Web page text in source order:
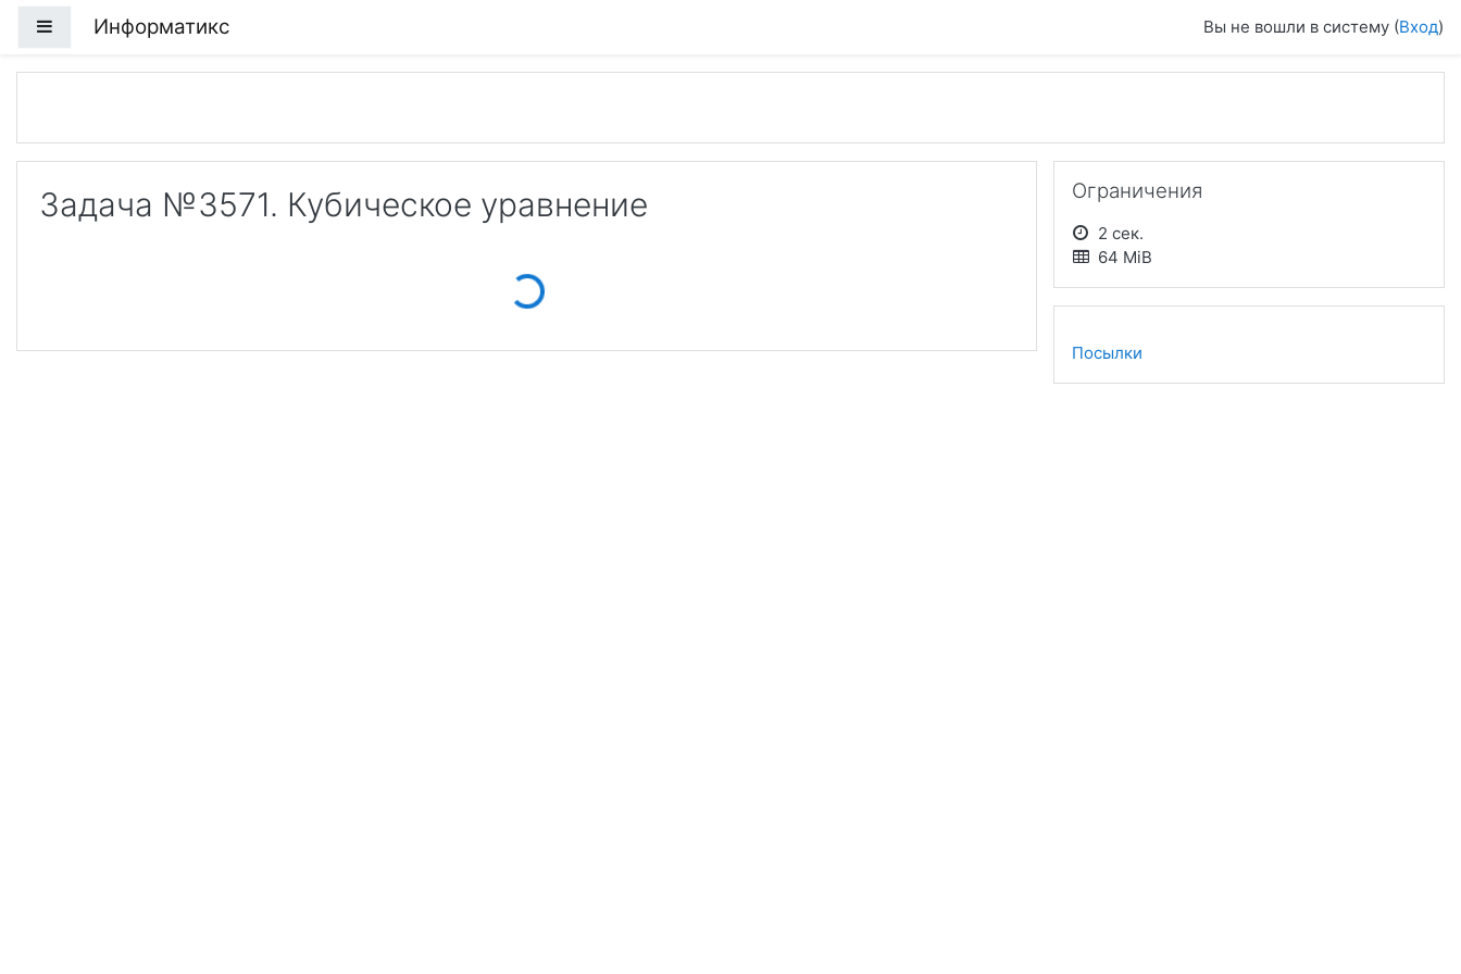
Боковая панель
Информатикс Вы не вошли в систему (Вход)
Задача №3571. Кубическое уравнение
Loading...
Ограничения
2 сек.
64 MiB
Посылки